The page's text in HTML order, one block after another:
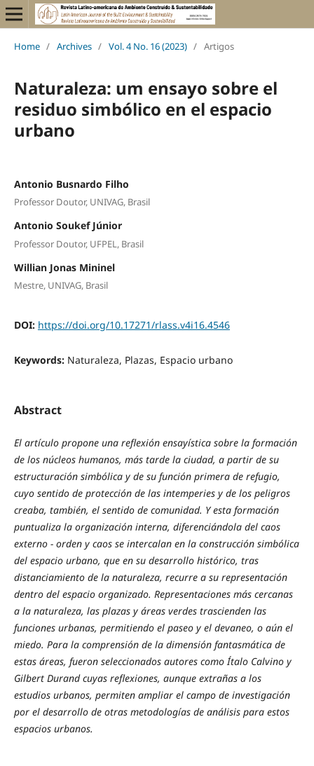
Home / Archives / Vol. 4 No. 16 (2023) / Artigos
Naturaleza: um ensayo sobre el
residuo simbólico en el espacio
urbano
Antonio Busnardo Filho
Professor Doutor, UNIVAG, Brasil
Antonio Soukef Júnior
Professor Doutor, UFPEL, Brasil
Willian Jonas Mininel
Mestre, UNIVAG, Brasil
DOI: https://doi.org/10.17271/rlass.v4i16.4546
Keywords: Naturaleza, Plazas, Espacio urbano
Abstract
El artículo propone una reflexión ensayística sobre la formación
de los núcleos humanos, más tarde la ciudad, a partir de su
estructuración simbólica y de su función primera de refugio,
cuyo sentido de protección de las intemperies y de los peligros
creaba, también, el sentido de comunidad. Y esta formación
puntualiza la organización interna, diferenciándola del caos
externo - orden y caos se intercalan en la construcción simbólica
del espacio urbano, que en su desarrollo histórico, tras
distanciamiento de la naturaleza, recurre a su representación
dentro del espacio organizado. Representaciones más cercanas
a la naturaleza, las plazas y áreas verdes trascienden las
funciones urbanas, permitiendo el paseo y el devaneo, o aún el
miedo. Para la comprensión de la dimensión fantasmática de
estas áreas, fueron seleccionados autores como Ítalo Calvino y
Gilbert Durand cuyas reflexiones, aunque extrañas a los
estudios urbanos, permiten ampliar el campo de investigación
por el desarrollo de otras metodologías de análisis para estos
espacios urbanos.